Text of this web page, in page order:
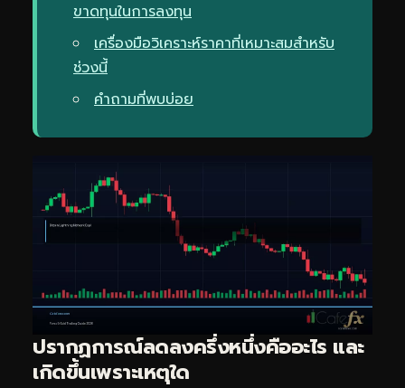
ขาดทุนในการลงทุน
เครื่องมือวิเคราะห์ราคาที่เหมาะสมสำหรับ
ช่วงนี้
คำถามที่พบบ่อย
ปรากฏการณ์ลดลงครึ่งหนึ่งคืออะไร และ
เกิดขึ้นเพราะเหตุใด